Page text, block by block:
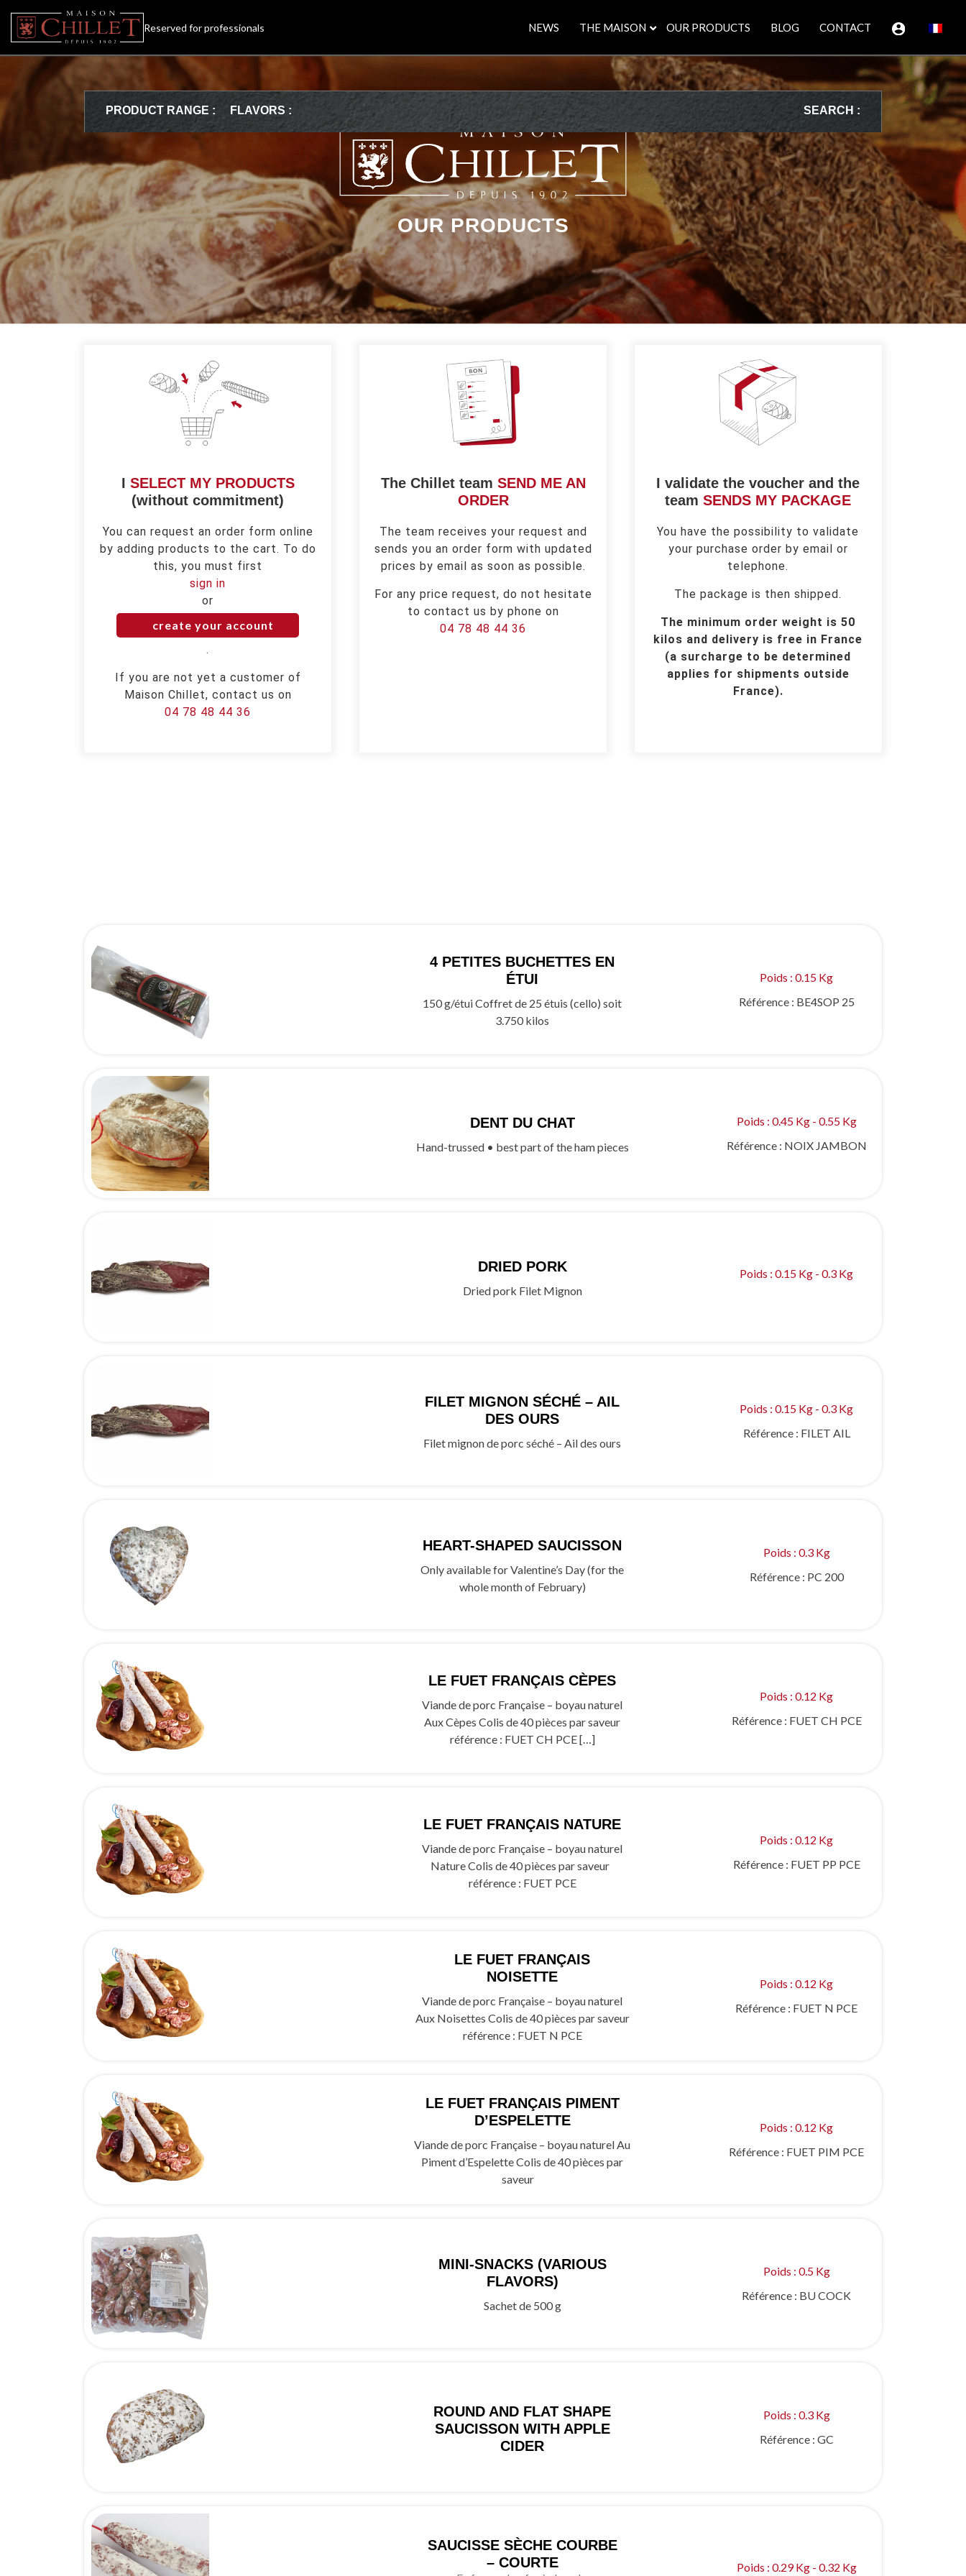
Reserved for professionals NEWS THE MAISON OUR PRODUCTS BLOG CONTACT
PRODUCT RANGE : FLAVORS : SEARCH :
OUR PRODUCTS
I SELECT MY PRODUCTS
(without commitment)
You can request an order form online
by adding products to the cart. To do
this, you must first
sign in
or
create your account
.
If you are not yet a customer of
Maison Chillet, contact us on
04 78 48 44 36
The Chillet team SEND ME AN
ORDER
The team receives your request and
sends you an order form with updated
prices by email as soon as possible.
For any price request, do not hesitate
to contact us by phone on
04 78 48 44 36
I validate the voucher and the
teamSENDS MY PACKAGE
You have the possibility to validate
your purchase order by email or
telephone.
The package is then shipped.
The minimum order weight is 50
kilos and delivery is free in France
(a surcharge to be determined
applies for shipments outside
France).
4 PETITES BUCHETTES EN
ÉTUI
150 g/étui Coffret de 25 étuis (cello) soit
3.750 kilos
Poids : 0.15 Kg
Référence : BE4SOP 25
DENT DU CHAT
Hand-trussed • best part of the ham pieces
Poids : 0.45 Kg - 0.55 Kg
Référence : NOIX JAMBON
DRIED PORK
Dried pork Filet Mignon
Poids : 0.15 Kg - 0.3 Kg
FILET MIGNON SÉCHÉ – AIL
DES OURS
Filet mignon de porc séché – Ail des ours
Poids : 0.15 Kg - 0.3 Kg
Référence : FILET AIL
HEART-SHAPED SAUCISSON
Only available for Valentine’s Day (for the
whole month of February)
Poids : 0.3 Kg
Référence : PC 200
LE FUET FRANÇAIS CÈPES
Viande de porc Française – boyau naturel
Aux Cèpes Colis de 40 pièces par saveur
référence : FUET CH PCE […]
Poids : 0.12 Kg
Référence : FUET CH PCE
LE FUET FRANÇAIS NATURE
Viande de porc Française – boyau naturel
Nature Colis de 40 pièces par saveur
référence : FUET PCE
Poids : 0.12 Kg
Référence : FUET PP PCE
LE FUET FRANÇAIS
NOISETTE
Viande de porc Française – boyau naturel
Aux Noisettes Colis de 40 pièces par saveur
référence : FUET N PCE
Poids : 0.12 Kg
Référence : FUET N PCE
LE FUET FRANÇAIS PIMENT
D’ESPELETTE
Viande de porc Française – boyau naturel Au
Piment d’Espelette Colis de 40 pièces par
saveur
Poids : 0.12 Kg
Référence : FUET PIM PCE
MINI-SNACKS (VARIOUS
FLAVORS)
Sachet de 500 g
Poids : 0.5 Kg
Référence : BU COCK
ROUND AND FLAT SHAPE
SAUCISSON WITH APPLE
CIDER
Poids : 0.3 Kg
Référence : GC
SAUCISSE SÈCHE COURBE
– COURTE
Poids : 0.29 Kg - 0.32 Kg